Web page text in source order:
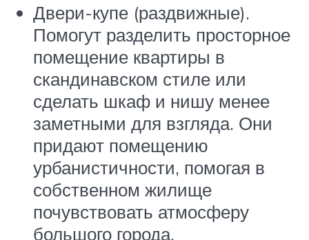
Двери-купе (раздвижные).
Помогут разделить просторное
помещение квартиры в
скандинавском стиле или
сделать шкаф и нишу менее
заметными для взгляда. Они
придают помещению
урбанистичности, помогая в
собственном жилище
почувствовать атмосферу
большого города.